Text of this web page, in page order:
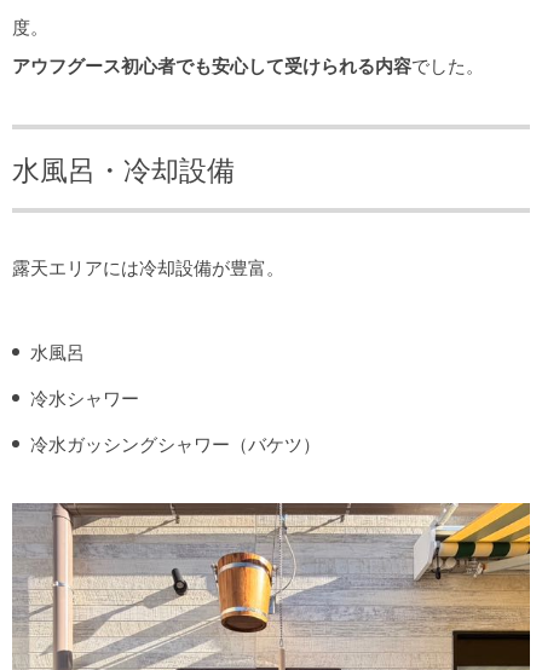
度。
アウフグース初心者でも安心して受けられる内容でした。
水風呂・冷却設備
露天エリアには冷却設備が豊富。
水風呂
冷水シャワー
冷水ガッシングシャワー（バケツ）